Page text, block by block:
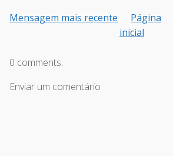
Mensagem mais recente
Página
inicial
0 comments:
Enviar um comentário